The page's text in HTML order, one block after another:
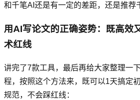
和千笔AI还是有一定的差距，还是推荐
用AI写论文的正确姿势：既高效
术红线
讲完了7款工具，最后再给大家整理一
程，按照这个方法来，既可以1天搞定
规范，不会踩红线：